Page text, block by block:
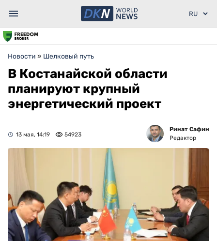
Новости » Шелковый путь
В Костанайской области
планируют крупный
энергетический проект
13 мая, 14:19 54923
Ринат Сафин
Редактор